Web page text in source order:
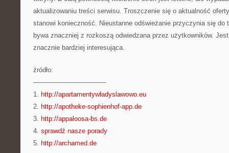
aktualizowaniu treści serwisu. Troszczenie się o aktualność
stanowi konieczność. Nieustanne odświeżanie przyczynia się do
bywa znaczniej z rozkoszą odwiedzana przez użytkowników.
znacznie bardziej interesująca.
źródło:
———————————
1. http://apartamentywladyslawowo.eu
2. http://apotheke-sophienhof-app.de
3. http://appaloosa-bs.de
4. sprawdź nasze porady
5. http://archamed.de